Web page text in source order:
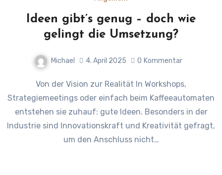
Ideen gibt’s genug – doch wie
gelingt die Umsetzung?
Michael 4. April 2025 0 Kommentar
Von der Vision zur Realität In Workshops,
Strategiemeetings oder einfach beim Kaffeeautomaten
entstehen sie zuhauf: gute Ideen. Besonders in der
Industrie sind Innovationskraft und Kreativität gefragt,
um den Anschluss nicht…